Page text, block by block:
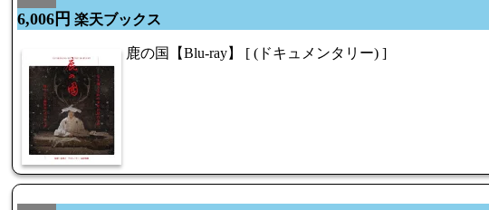
6,006円 楽天ブックス
鹿の国【Blu-ray】 [ (ドキュメンタリー) ]